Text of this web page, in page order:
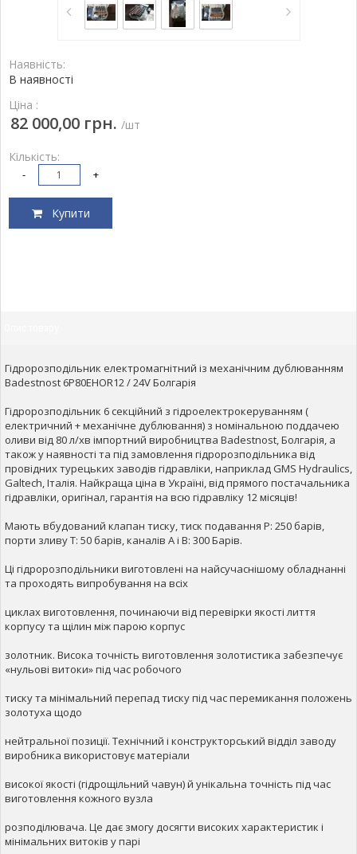
Наявність:
В наявності
Ціна :
82 000,00 грн. /шт
Кількість:
- +
Купити
Гідророзподільник електромагнітний із механічним дублюванням
Badestnost 6P80EHOR12 / 24V Болгарія
Гідророзподільник 6 секційний з гідроелектрокеруванням (
електричний + механічне дублювання) з номінальною поддачею
оливи від 80 л/хв імпортний виробництва Badestnost, Болгарія, а
також у наявності та під замовлення гідророзподільника від
провідних турецьких заводів гідравліки, наприклад GMS Hydraulics,
Galtech, Італія. Найкраща ціна в Україні, від прямого постачальника
гідравліки, оригінал, гарантія на всю гідравліку 12 місяців!
Мають вбудований клапан тиску, тиск подавання Р: 250 барів,
порти зливу Т: 50 барів, каналів А і В: 300 Барів.
Ці гідророзподільники виготовлені на найсучаснішому обладнанні
та проходять випробування на всіх
циклах виготовлення, починаючи від перевірки якості лиття
корпусу та щілин між парою корпус
золотник. Висока точність виготовлення золотистика забезпечує
«нульові витоки» під час робочого
тиску та мінімальний перепад тиску під час перемикання положень
золотуха щодо
нейтральної позиції. Технічний і конструкторський відділ заводу
виробника використовує матеріали
високої якості (гідрощільний чавун) й унікальна точність під час
виготовлення кожного вузла
розподілювача. Це дає змогу досягти високих характеристик і
мінімальних витоків у парі